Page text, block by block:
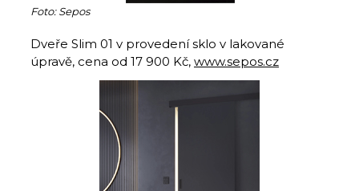
Foto: Sepos
Dveře Slim 01 v provedení sklo v lakované
úpravě, cena od 17 900 Kč, www.sepos.cz